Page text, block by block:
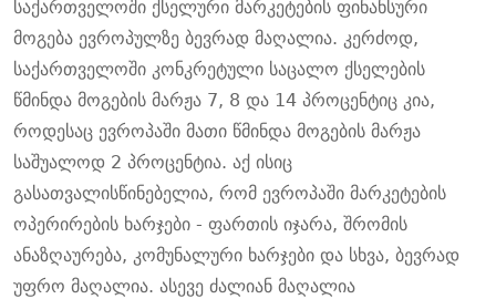
საქართველოში ქსელური მარკეტების ფინანსური
მოგება ევროპულზე ბევრად მაღალია. კერძოდ,
საქართველოში კონკრეტული საცალო ქსელების
წმინდა მოგების მარჟა 7, 8 და 14 პროცენტიც კია,
როდესაც ევროპაში მათი წმინდა მოგების მარჟა
საშუალოდ 2 პროცენტია. აქ ისიც
გასათვალისწინებელია, რომ ევროპაში მარკეტების
ოპერირების ხარჯები - ფართის იჯარა, შრომის
ანაზღაურება, კომუნალური ხარჯები და სხვა, ბევრად
უფრო მაღალია. ასევე ძალიან მაღალია